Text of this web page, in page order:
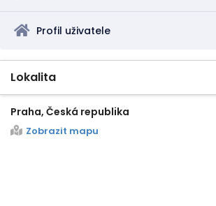
Profil uživatele
Lokalita
Praha, Česká republika
Zobrazit mapu